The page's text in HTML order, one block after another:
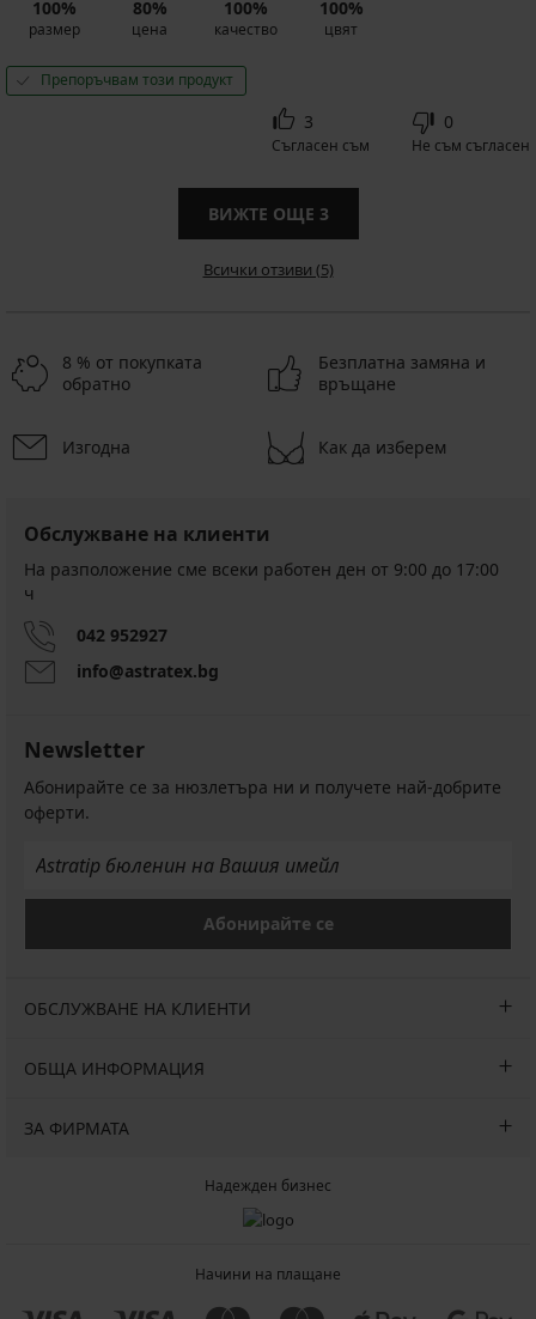
100%
размер
80%
цена
100%
качество
100%
цвят
Препоръчвам този продукт
3
Съгласен съм
0
Не съм съгласен
ВИЖТЕ ОЩЕ 3
Всички отзиви (5)
8 % от покупката
обратно
Безплатна замяна и
връщане
Изгодна Как да изберем
Обслужване на клиенти
На разположение сме всеки работен ден от 9:00 до 17:00
ч
042 952927
info@astratex.bg
Newsletter
Абонирайте се за нюзлетъра ни и получете най-добрите
оферти.
Абонирайте се
ОБСЛУЖВАНЕ НА КЛИЕНТИ
ОБЩА ИНФОРМАЦИЯ
ЗА ФИРМАТА
Надежден бизнес
Начини на плащане